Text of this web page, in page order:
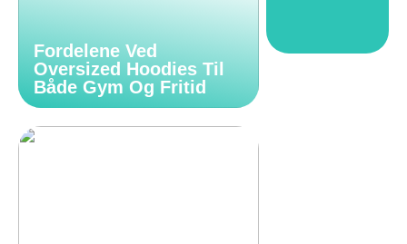
Fordelene Ved
Oversized Hoodies Til
Både Gym Og Fritid